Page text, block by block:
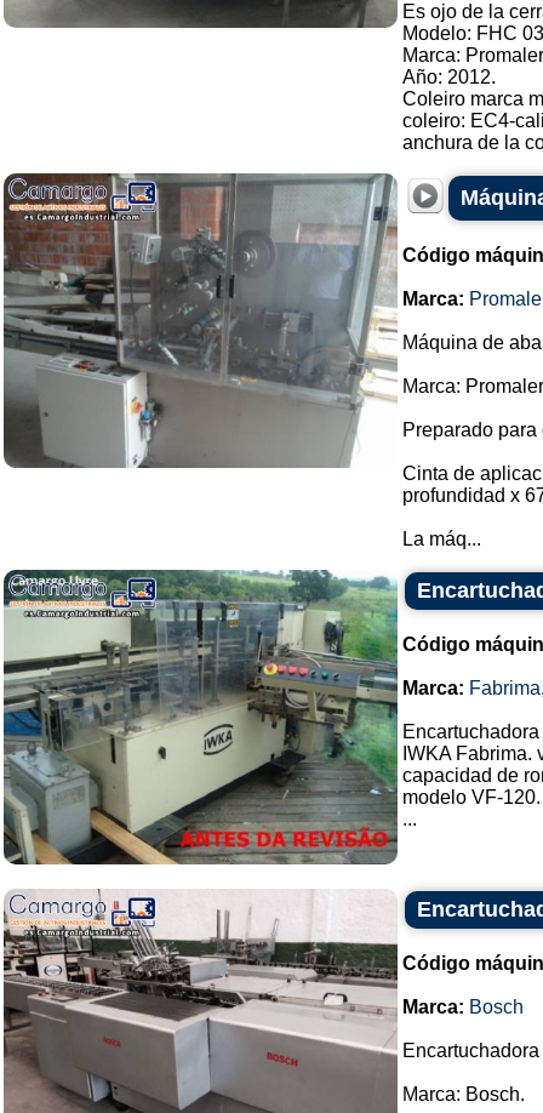
Es ojo de la
Modelo: FHC
Marca:
Año: 2012.
Coleiro marca
coleiro: EC4-
anchura de la
Código
Marca:
Máquina de
Marca:
Preparado
Cinta de
profundidad x
La máq...
Código
Marca: Fabrima
Encartuchadora
IWKA Fabrima.
capacidad de
modelo VF-120.
...
Código
Marca: Bosch
Marca: Bosch.